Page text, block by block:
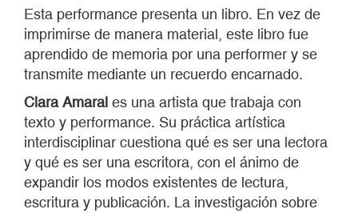
Esta performance presenta un libro. En vez de
imprimirse de manera material, este libro fue
aprendido de memoria por una performer y se
transmite mediante un recuerdo encarnado.
Clara Amaral es una artista que trabaja con
texto y performance. Su práctica artística
interdisciplinar cuestiona qué es ser una lectora
y qué es ser una escritora, con el ánimo de
expandir los modos existentes de lectura,
escritura y publicación. La investigación sobre